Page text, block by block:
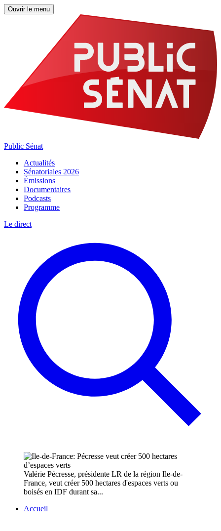
Ouvrir le menu
Public Sénat
Actualités
Sénatoriales 2026
Émissions
Documentaires
Podcasts
Programme
Le direct
Valérie Pécresse, présidente LR de la région Ile-de-
France, veut créer 500 hectares d'espaces verts ou
boisés en IDF durant sa...
Accueil